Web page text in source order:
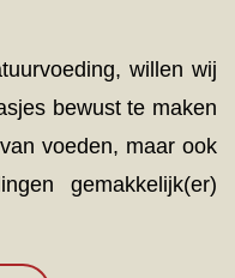
willen wij
bewust te maken
voeden, maar ook
gemakkelijk(er)